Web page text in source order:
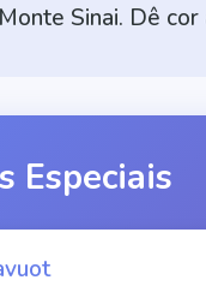
Sinai. Dê
Especiais